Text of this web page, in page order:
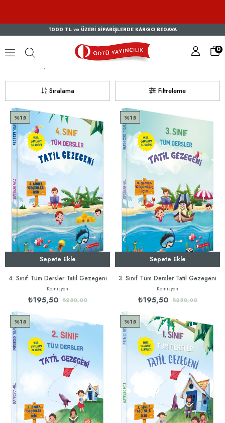
1000 TL ve ÜZERİ SİPARİŞLERDE KARGO BEDAVA
0
Filtreleme
Sıralama
Sepete Ekle
4. Sınıf Tüm Dersler Tatil Gezegeni
Komisyon
₺195,50 ₺230,00
%15
Sepete Ekle
3. Sınıf Tüm Dersler Tatil Gezegeni
Komisyon
₺195,50 ₺230,00
%15
%15 %15